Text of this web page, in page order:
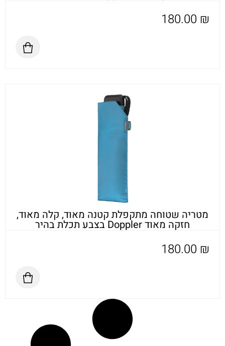
180.00 ₪
מטריה שטוחה מתקפלת קטנה מאוד, קלה מאוד,
חזקה מאוד Doppler בצבע תכלת בהיר
180.00 ₪